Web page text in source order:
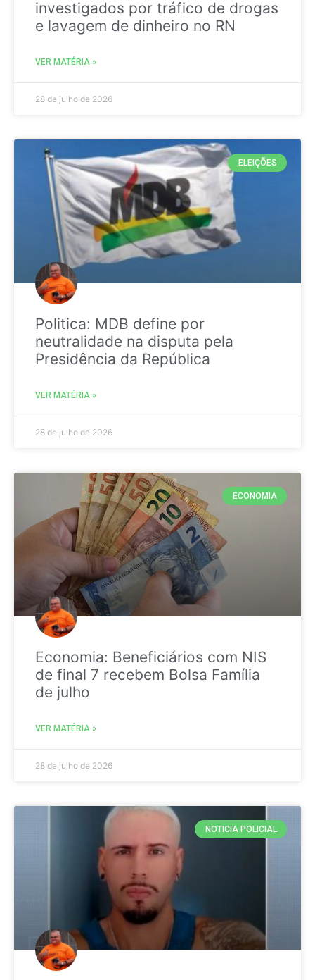
investigados por tráfico de drogas
e lavagem de dinheiro no RN
VER MATÉRIA »
28 de julho de 2026
ELEIÇÕES
Politica: MDB define por
neutralidade na disputa pela
Presidência da República
VER MATÉRIA »
28 de julho de 2026
ECONOMIA
Economia: Beneficiários com NIS
de final 7 recebem Bolsa Família
de julho
VER MATÉRIA »
28 de julho de 2026
NOTICIA POLICIAL